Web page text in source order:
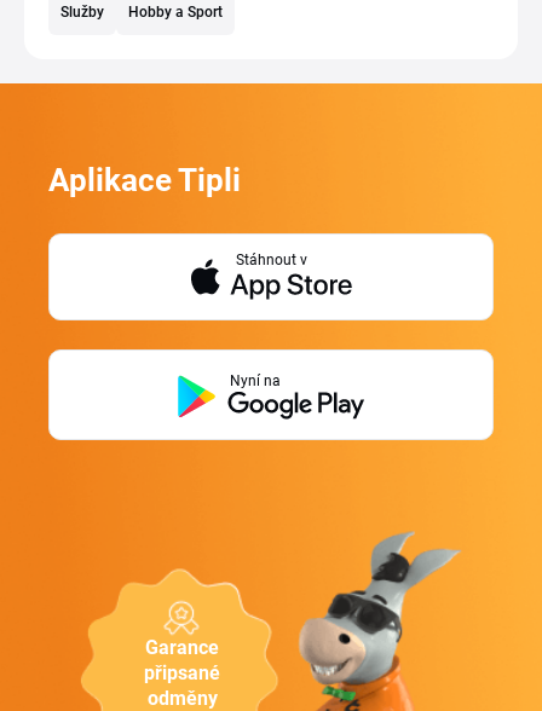
Služby Hobby a Sport
Garance
připsané
odměny
Aplikace Tipli
Stáhnout v
Nyní na